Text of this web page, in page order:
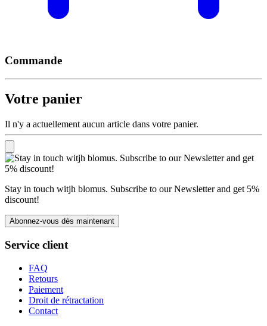
Commande
Votre panier
Il n'y a actuellement aucun article dans votre panier.
Stay in touch witjh blomus. Subscribe to our Newsletter and get 5%
discount!
Abonnez-vous dès maintenant
Service client
FAQ
Retours
Paiement
Droit de rétractation
Contact